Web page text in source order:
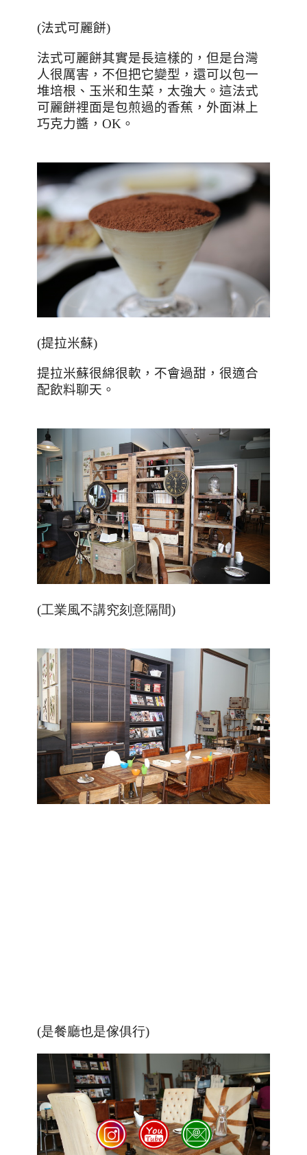
(法式可麗餅)
法式可麗餅其實是長這樣的，但是台灣
人很厲害，不但把它變型，還可以包一
堆培根、玉米和生菜，太強大。這法式
可麗餅裡面是包煎過的香蕉，外面淋上
巧克力醬， OK 。
(提拉米蘇)
提拉米蘇很綿很軟，不會過甜，很適合
配飲料聊天。
(工業風不講究刻意隔間)
(是餐廳也是傢俱行)